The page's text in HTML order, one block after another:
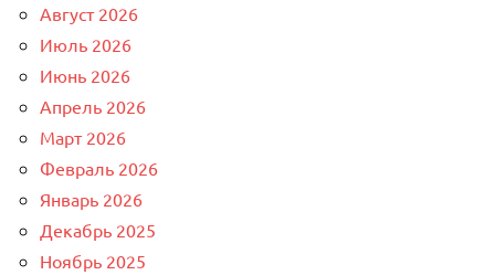
Август 2026
Июль 2026
Июнь 2026
Апрель 2026
Март 2026
Февраль 2026
Январь 2026
Декабрь 2025
Ноябрь 2025